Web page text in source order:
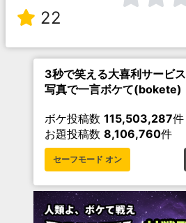
22
3秒で笑える大喜利サービス
写真で一言ボケて(bokete)
ボケ投稿数 115,503,287件
お題投稿数 8,106,760件
セーフモード オン